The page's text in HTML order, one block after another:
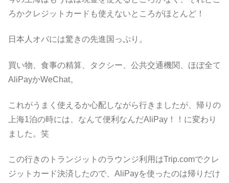
ろかクレジットカードも使えないところがほとんど！
日本人オバには驚きの先進国っぷり。
買い物、食事の精算、タクシー、公共交通機関、ほぼ全て
AliPayかWeChat。
これがうまく使えるか心配しながら行きましたが、帰りの
上海1泊の時には、なんて便利なんだAliPay！！に変わり
ました。笑
この行きのトランジットのラウンジ利用はTrip.comでクレ
ジットカード決済したので、AliPayを使ったのは帰りだけ